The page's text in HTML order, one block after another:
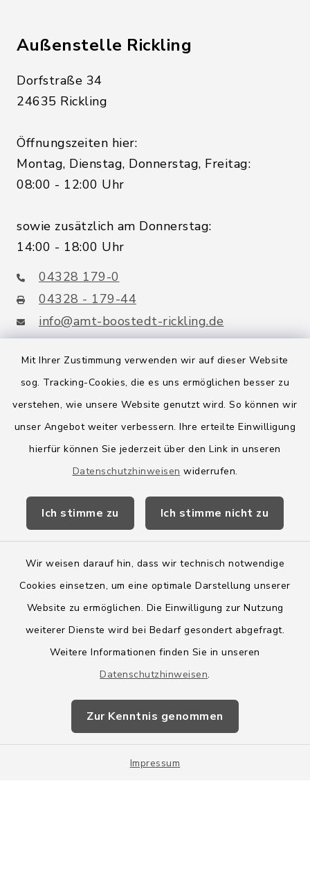
Mit Ihrer Zustimmung verwenden wir auf dieser Website
sog. Tracking-Cookies, die es uns ermöglichen besser zu
verstehen, wie unsere Website genutzt wird. So können wir
unser Angebot weiter verbessern. Ihre erteilte Einwilligung
hierfür können Sie jederzeit über den Link in unseren
Datenschutzhinweisen widerrufen.
Ich stimme zu Ich stimme nicht zu
Wir weisen darauf hin, dass wir technisch notwendige
Cookies einsetzen, um eine optimale Darstellung unserer
Website zu ermöglichen. Die Einwilligung zur Nutzung
weiterer Dienste wird bei Bedarf gesondert abgefragt.
Weitere Informationen finden Sie in unseren
Datenschutzhinweisen.
Zur Kenntnis genommen
Impressum
Außenstelle Rickling
Dorfstraße 34
24635 Rickling
Öffnungszeiten hier:
Montag, Dienstag, Donnerstag, Freitag:
08:00 - 12:00 Uhr
sowie zusätzlich am Donnerstag:
14:00 - 18:00 Uhr
04328 179-0
04328 - 179-44
info@amt-boostedt-rickling.de
Quicklinks
Amt Boostedt-Rickling
Amtsbroschüre
Wege-Zweckverband
Barrierefreiheit
Impressum
Sitemap